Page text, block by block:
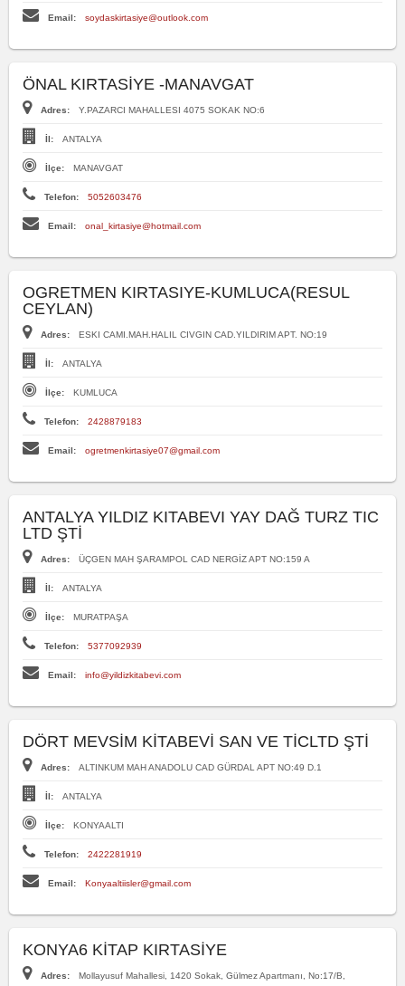
Email: soydaskirtasiye@outlook.com
ÖNAL KIRTASİYE -MANAVGAT
Adres: Y.PAZARCI MAHALLESI 4075 SOKAK NO:6
İl: ANTALYA
İlçe: MANAVGAT
Telefon: 5052603476
Email: onal_kirtasiye@hotmail.com
OGRETMEN KIRTASIYE-KUMLUCA(RESUL
CEYLAN)
Adres: ESKI CAMI.MAH.HALIL CIVGIN CAD.YILDIRIM APT. NO:19
İl: ANTALYA
İlçe: KUMLUCA
Telefon: 2428879183
Email: ogretmenkirtasiye07@gmail.com
ANTALYA YILDIZ KITABEVI YAY DAĞ TURZ TIC
LTD ŞTİ
Adres: ÜÇGEN MAH ŞARAMPOL CAD NERGİZ APT NO:159 A
İl: ANTALYA
İlçe: MURATPAŞA
Telefon: 5377092939
Email: info@yildizkitabevi.com
DÖRT MEVSİM KİTABEVİ SAN VE TİCLTD ŞTİ
Adres: ALTINKUM MAH ANADOLU CAD GÜRDAL APT NO:49 D.1
İl: ANTALYA
İlçe: KONYAALTI
Telefon: 2422281919
Email: Konyaaltiisler@gmail.com
KONYA6 KİTAP KIRTASİYE
Adres:
Mollayusuf Mahallesi, 1420 Sokak, Gülmez Apartmanı, No:17/B,